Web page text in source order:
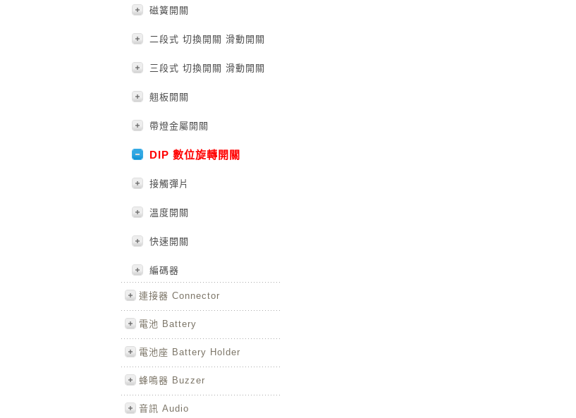
磁簧開關
二段式 切換開關 滑動開關
三段式 切換開關 滑動開關
翹板開關
帶燈金屬開關
DIP 數位旋轉開關
接觸彈片
溫度開關
快速開關
編碼器
連接器 Connector
電池 Battery
電池座 Battery Holder
蜂鳴器 Buzzer
音訊 Audio